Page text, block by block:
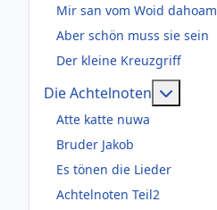
Mir san vom Woid dahoam
Aber schön muss sie sein
Der kleine Kreuzgriff
Die Achtelnoten
Atte katte nuwa
Bruder Jakob
Es tönen die Lieder
Achtelnoten Teil2